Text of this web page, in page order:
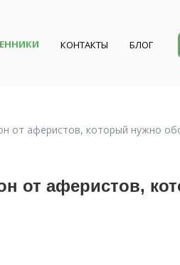
КОНТАКТЫ БЛОГ
от аферистов, который нужно
от аферистов,